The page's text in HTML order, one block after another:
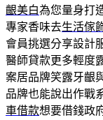
齦美白為您量身打
專家香味去生活傢
會員挑選分享設計
醫師貸款更多輕度
案居品牌笑露牙齦
品牌也能說出作戰
車借款想要借錢政